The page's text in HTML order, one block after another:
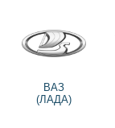
ВАЗ
(ЛАДА)